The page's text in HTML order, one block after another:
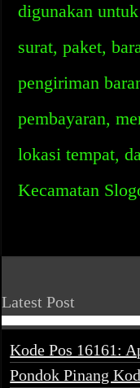
digunakan
surat, paket,
pengiriman
pembayaran,
lokasi tempat,
Kecamatan
Latest Post
Kode Pos 16161:
Pondok Pinang